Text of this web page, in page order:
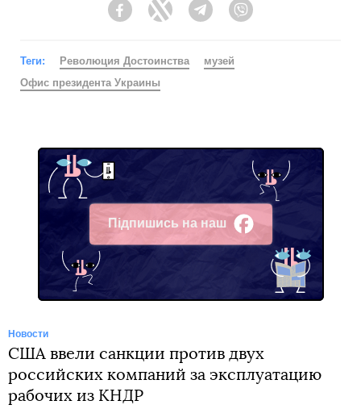
FacebookTwitter Telegram
Теги: Революция Достоинства
музей
Офис президента Украины
Підпишись на наш
Facebook
Новости
США ввели санкции против двух
российских компаний за эксплуатацию
рабочих из КНДР